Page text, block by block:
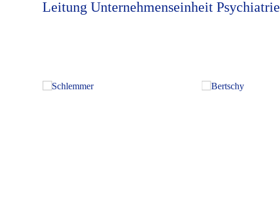
Leitung Unternehmenseinheit Psychiatrie